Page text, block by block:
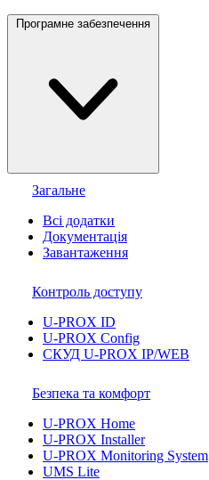
Програмне забезпечення
Загальне
Всі додатки
Документація
Завантаження
Контроль доступу
U-PROX ID
U-PROX Config
СКУД U-PROX IP/WEB
Безпека та комфорт
U-PROX Home
U-PROX Installer
U-PROX Monitoring System
UMS Lite